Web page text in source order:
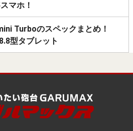
マホ！
Turboのスペックまとめ！
型タブレット